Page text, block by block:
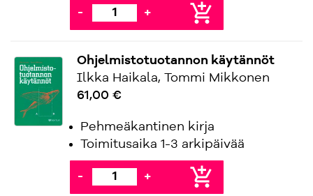
- + add_shopping_cart
Ohjelmistotuotannon käytännöt
Ilkka Haikala, Tommi Mikkonen
61,00 €
Pehmeäkantinen kirja
Toimitusaika 1-3 arkipäivää
- + add_shopping_cart